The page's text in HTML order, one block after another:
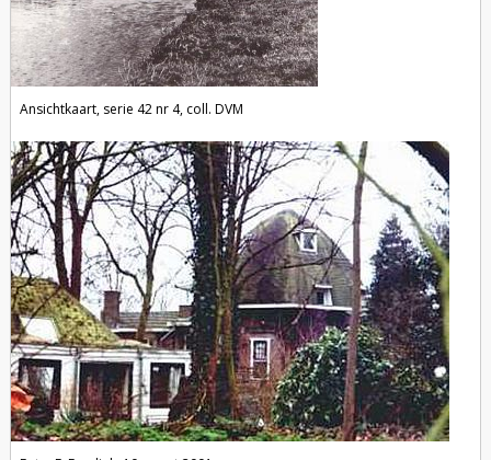
Ansichtkaart, serie 42 nr 4, coll. DVM